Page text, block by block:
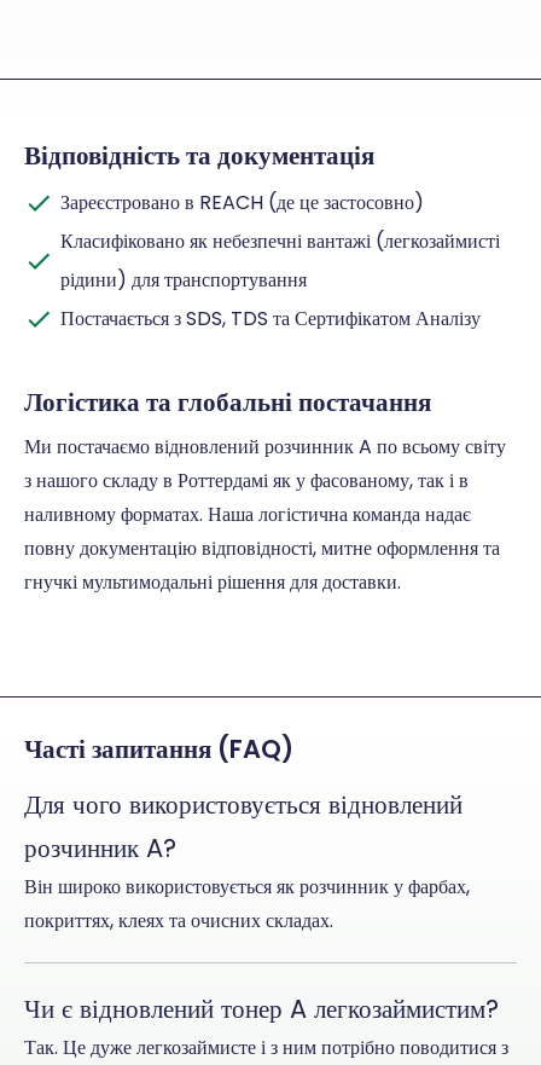
Відповідність та документація
Зареєстровано в REACH (де це застосовно)
Класифіковано як небезпечні вантажі (легкозаймисті
рідини) для транспортування
Постачається з SDS, TDS та Сертифікатом Аналізу
Логістика та глобальні постачання
Ми постачаємо відновлений розчинник A по всьому світу
з нашого складу в Роттердамі як у фасованому, так і в
наливному форматах. Наша логістична команда надає
повну документацію відповідності, митне оформлення та
гнучкі мультимодальні рішення для доставки.
Часті запитання (FAQ)
Для чого використовується відновлений
розчинник A?
Він широко використовується як розчинник у фарбах,
покриттях, клеях та очисних складах.
Чи є відновлений тонер A легкозаймистим?
Так. Це дуже легкозаймисте і з ним потрібно поводитися з